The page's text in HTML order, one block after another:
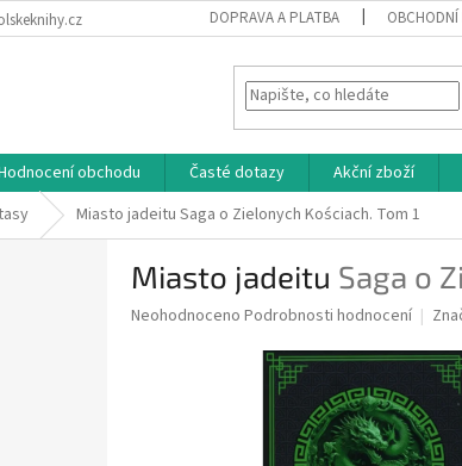
DOPRAVA A PLATBA
obchodu Časté dotazy Akční zboží
Miasto jadeitu Saga o Zielonych Kościach. Tom 1
Miasto jadeitu Saga o
Průměrné
Neohodnoceno Podrobnosti hodnocení